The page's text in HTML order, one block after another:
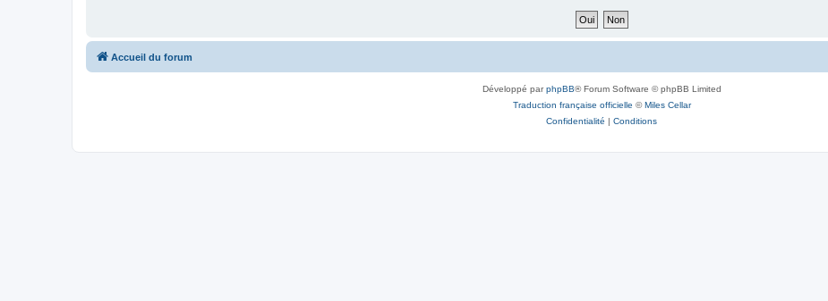
Accueil du forum
Développé parphpBB® Forum Software © phpBB Limited
Traduction française officielle ©Miles Cellar
Confidentialité | Conditions